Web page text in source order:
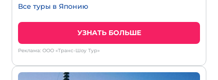
Все туры в Японию
УЗНАТЬ БОЛЬШЕ
Реклама: ООО «Транс-Шоу Тур»